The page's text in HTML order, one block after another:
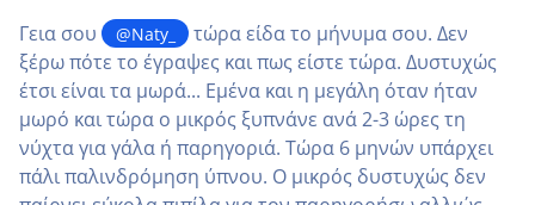
Γεια σου @Naty_
τώρα είδα το μήνυμα σου. Δεν
ξέρω πότε το έγραψες και πως είστε τώρα. Δυστυχώς
έτσι είναι τα μωρά... Εμένα και η μεγάλη όταν ήταν
μωρό και τώρα ο μικρός ξυπνάνε ανά 2-3 ώρες τη
νύχτα για γάλα ή παρηγοριά. Τώρα 6 μηνών υπάρχει
πάλι παλινδρόμηση ύπνου. Ο μικρός δυστυχώς δεν